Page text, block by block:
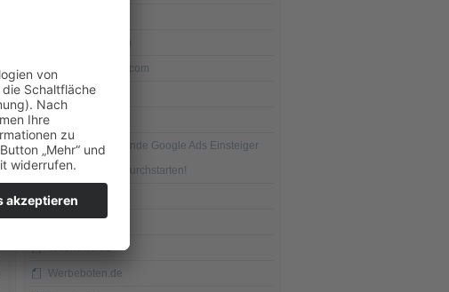
Photobucket.com
Project.friendika.com
Seitwert.de
Songr.co.cc
Tipps für angehende Google Ads Einsteiger
und erfolgreich durchstarten!
Twitter.com
Twixxi.com
Webnews.de
Werbeboten.de